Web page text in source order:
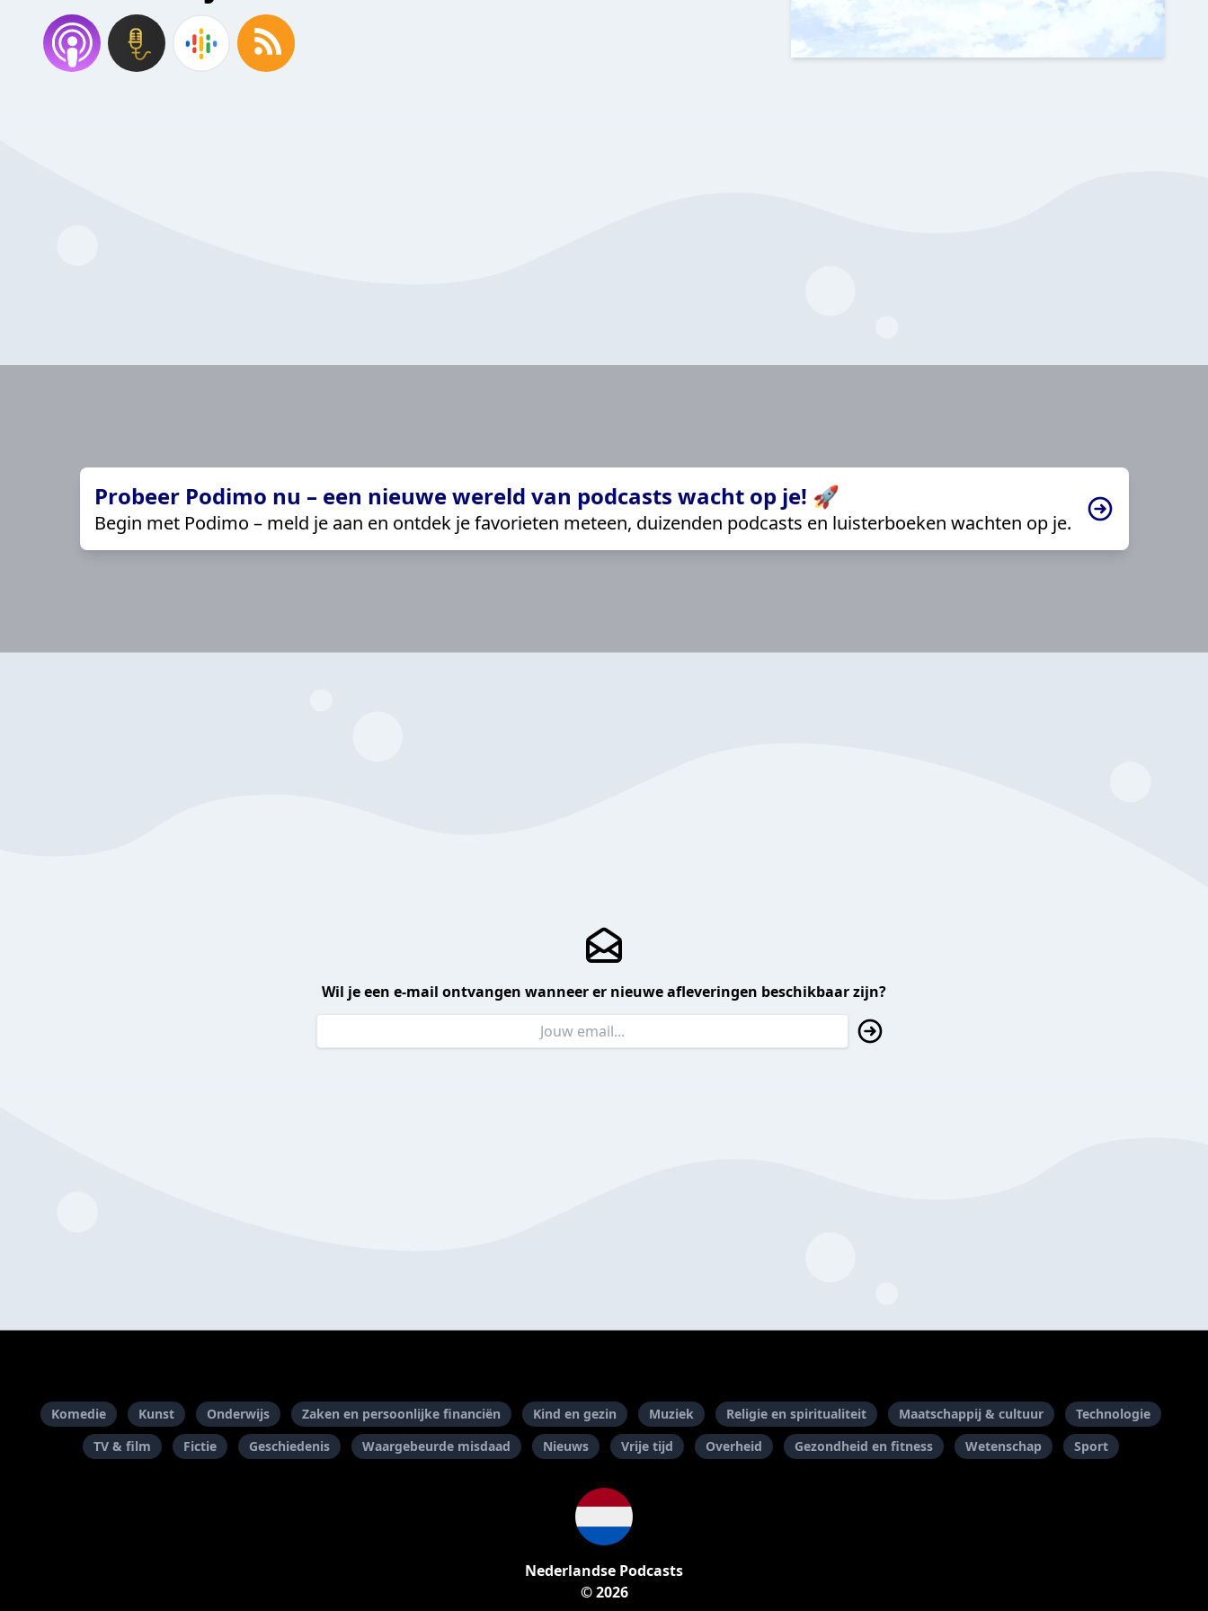
Probeer Podimo nu – een nieuwe wereld van podcasts wacht op je! 🚀
Begin met Podimo – meld je aan en ontdek je favorieten meteen, duizenden podcasts en luisterboeken wachten op je.
Wil je een e-mail ontvangen wanneer er nieuwe afleveringen beschikbaar zijn?
Komedie Kunst Onderwijs Zaken en persoonlijke financiën Kind en gezin Muziek Religie en spiritualiteit Maatschappij & cultuur
Technologie
TV & film
Fictie Geschiedenis Waargebeurde misdaad Nieuws Vrije tijd Overheid Gezondheid en fitness Wetenschap Sport
Nederlandse Podcasts
© 2026